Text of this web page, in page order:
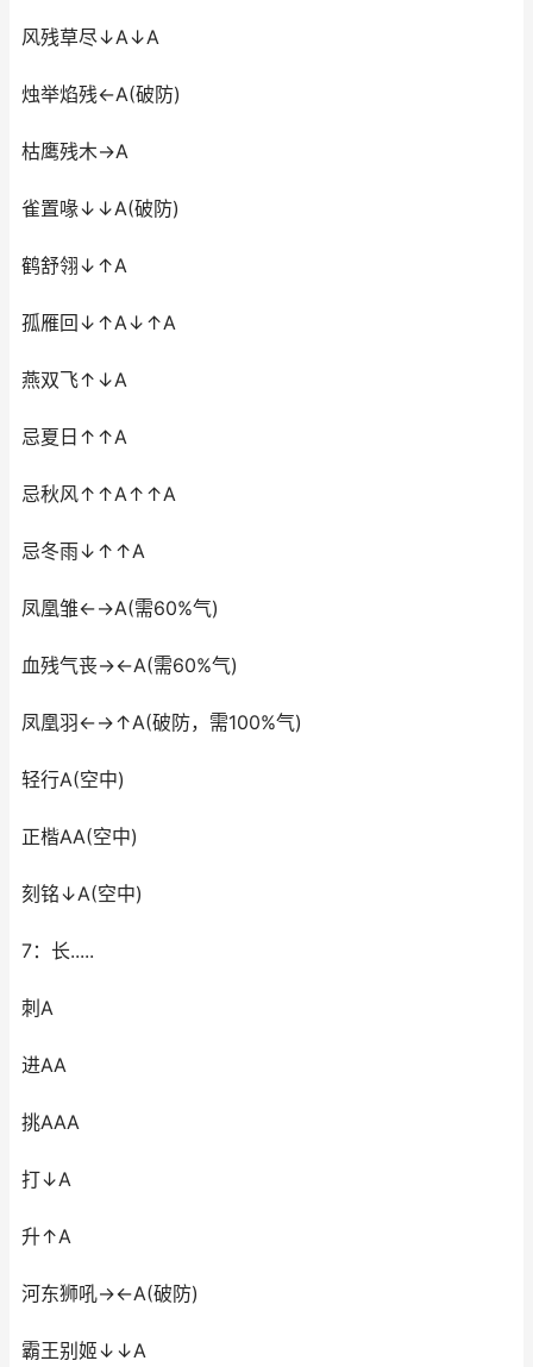
风残草尽↓A↓A
烛举焰残←A(破防)
枯鹰残木→A
雀置喙↓↓A(破防)
鹤舒翎↓↑A
孤雁回↓↑A↓↑A
燕双飞↑↓A
忌夏日↑↑A
忌秋风↑↑A↑↑A
忌冬雨↓↑↑A
凤凰雏←→A(需60%气)
血残气丧→←A(需60%气)
凤凰羽←→↑A(破防，需100%气)
轻行A(空中)
正楷AA(空中)
刻铭↓A(空中)
7：长.....
刺A
进AA
挑AAA
打↓A
升↑A
河东狮吼→←A(破防)
霸王别姬↓↓A